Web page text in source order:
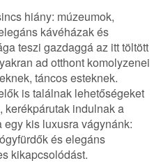
hiány: múzeumok,
kávéházak és
teszi gazdaggá az itt töltött
ad otthont komolyzenei
táncos esteknek.
is találnak lehetőségeket
kerékpárutak indulnak a
kis luxusra vágynánk:
és elegáns
kikapcsolódást.